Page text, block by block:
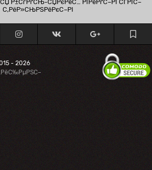
Р±СѓРґСЊ-СЏРєРёС… РІРёРґС–РІ СЃРІС–
С‚РёР»СЊРЅРёРєС–РІ
- 2026